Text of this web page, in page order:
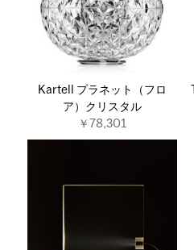
Kartell プラネット（フロ
ア）クリスタル
￥78,301